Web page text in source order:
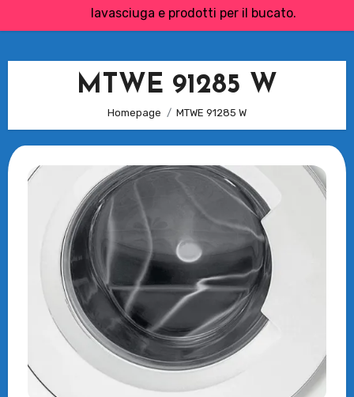
lavasciuga e prodotti per il bucato.
MTWE 91285 W
Homepage MTWE 91285 W